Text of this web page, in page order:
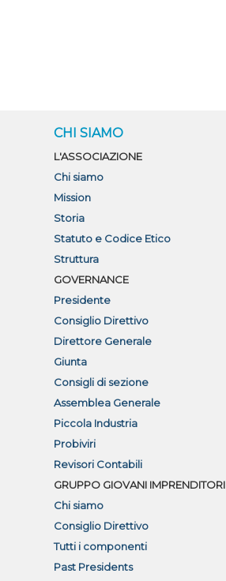
CHI SIAMO
L'ASSOCIAZIONE
Chi siamo
Mission
Storia
Statuto e Codice Etico
Struttura
GOVERNANCE
Presidente
Consiglio Direttivo
Direttore Generale
Giunta
Consigli di sezione
Assemblea Generale
Piccola Industria
Probiviri
Revisori Contabili
GRUPPO GIOVANI IMPRENDITORI
Chi siamo
Consiglio Direttivo
Tutti i componenti
Past Presidents